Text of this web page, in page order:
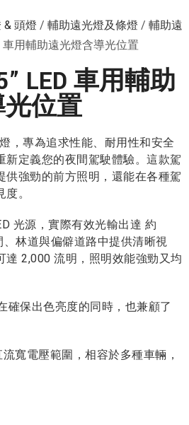
& 頭燈 / 輔助遠光燈及條燈 / 輔助遠
車用輔助遠光燈含導光位置
LED 車用輔助
位置
，專為追求性能、耐用性和安全
新定義您的夜間駕駛體驗。這款駕
供強勁的前方照明，還能在各種駕
。
光源，實際有效光輸出達 約
林道與偏僻道路中提供清晰視
達 2,000 流明，照明效能強勁又均
確保出色亮度的同時，也兼顧了
寬電壓範圍，相容於多種車輛，